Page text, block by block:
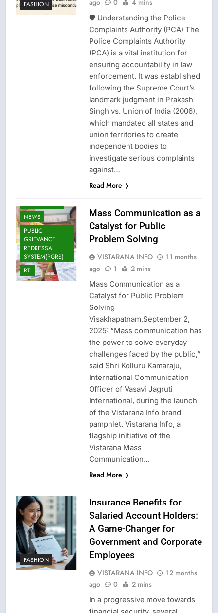
FASHION
ago
0 4 mins
🛡️ Understanding the Police
Complaints Authority (PCA) The
Police Complaints Authority
(PCA) is a vital institution for
ensuring accountability in law
enforcement. It was established
following the Supreme Court’s
landmark judgment in Prakash
Singh vs. Union of India (2006),
which mandated all states and
union territories to create
independent bodies to
investigate serious complaints
against…
Read More
NEWS
PUBLIC
GRIEVANCE
REDRESSAL
SYSTEM(PGRS)
RTI
Mass Communication as a
Catalyst for Public
Problem Solving
VISTARANA INFO
11 months
ago
1 2 mins
Mass Communication as a
Catalyst for Public Problem
Solving
Visakhapatnam,September 2,
2025: “Mass communication has
the power to solve everyday
challenges faced by the public,”
said Shri Kolluru Kamaraju,
International Communication
Officer of Vasavi Jagruti
International, during the launch
of the Vistarana Info brand
pamphlet. Vistarana Info, a
flagship initiative of the
Vistarana Mass
Communication…
Read More
FASHION
Insurance Benefits for
Salaried Account Holders:
A Game-Changer for
Government and Corporate
Employees
VISTARANA INFO
12 months
ago
0 2 mins
In a progressive move towards